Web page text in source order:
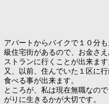
アパートからバイクで１０分
級住宅街があるので、お金さ
ストランに行くことが出来ます
又、以前、住んでいた１区に
食べる事が出来ます。
ところが、私は現在無職なの
がりに生きるかが大切です。